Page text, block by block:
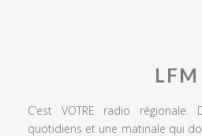
LFM
C’est VOTRE radio régionale.
quotidiens et une matinale qui